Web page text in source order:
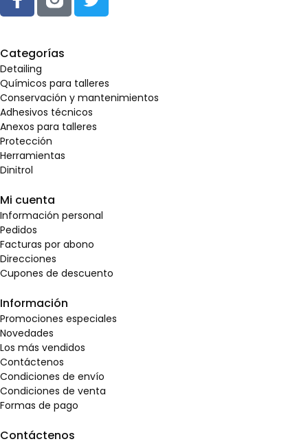
Categorías
Detailing
Químicos para talleres
Conservación y mantenimientos
Adhesivos técnicos
Anexos para talleres
Protección
Herramientas
Dinitrol
Mi cuenta
Información personal
Pedidos
Facturas por abono
Direcciones
Cupones de descuento
Información
Promociones especiales
Novedades
Los más vendidos
Contáctenos
Condiciones de envío
Condiciones de venta
Formas de pago
Contáctenos